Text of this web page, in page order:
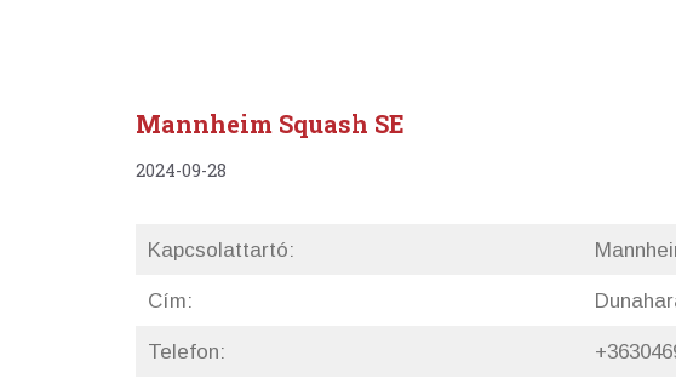
Mannheim Squash SE
2024-09-28
Kapcsolattartó:
Cím:
Telefon: